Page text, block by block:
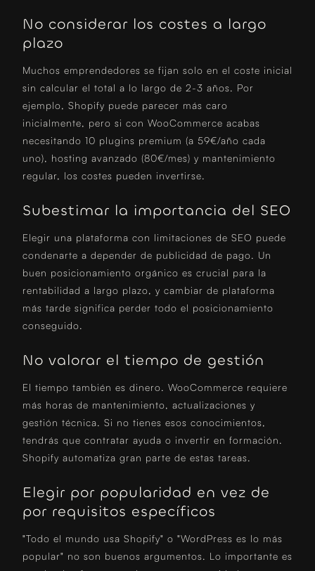
No considerar los costes a largo
plazo
Muchos emprendedores se fijan solo en el coste inicial
sin calcular el total a lo largo de 2-3 años. Por
ejemplo, Shopify puede parecer más caro
inicialmente, pero si con WooCommerce acabas
necesitando 10 plugins premium (a 59€/año cada
uno), hosting avanzado (80€/mes) y mantenimiento
regular, los costes pueden invertirse.
Subestimar la importancia del SEO
Elegir una plataforma con limitaciones de SEO puede
condenarte a depender de publicidad de pago. Un
buen posicionamiento orgánico es crucial para la
rentabilidad a largo plazo, y cambiar de plataforma
más tarde significa perder todo el posicionamiento
conseguido.
No valorar el tiempo de gestión
El tiempo también es dinero. WooCommerce requiere
más horas de mantenimiento, actualizaciones y
gestión técnica. Si no tienes esos conocimientos,
tendrás que contratar ayuda o invertir en formación.
Shopify automatiza gran parte de estas tareas.
Elegir por popularidad en vez de
por requisitos específicos
"Todo el mundo usa Shopify" o "WordPress es lo más
popular" no son buenos argumentos. Lo importante es